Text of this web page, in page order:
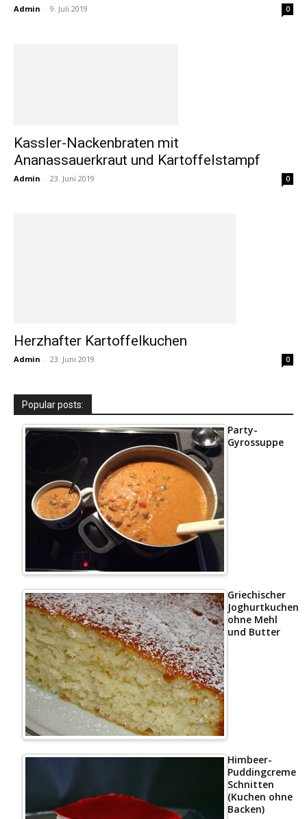
Admin - 9. Juli 2019 0
Kassler-Nackenbraten mit
Ananassauerkraut und Kartoffelstampf
Admin - 23. Juni 2019 0
Herzhafter Kartoffelkuchen
Admin - 23. Juni 2019 0
Popular posts:
Party-
Gyrossuppe
Griechischer
Joghurtkuchen
ohne Mehl
und Butter
Himbeer-
Puddingcreme
Schnitten
(Kuchen ohne
Backen)